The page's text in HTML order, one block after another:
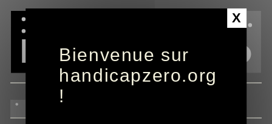
X
Bienvenue sur
handicapzero.org
!